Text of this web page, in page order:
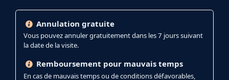
Annulation gratuite
Vous pouvez annuler gratuitement dans les 7 jours suivant
la date de la visite.
Remboursement pour mauvais temps
En cas de mauvais temps ou de conditions défavorables,